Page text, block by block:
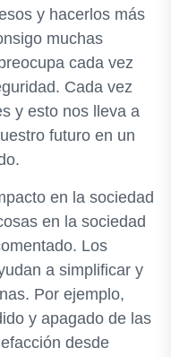
y hacerlos más
muchas
cada vez
Cada vez
y esto nos lleva a
futuro en un
en la sociedad
en la sociedad
Los
a simplificar y
Por ejemplo,
y apagado de las
desde